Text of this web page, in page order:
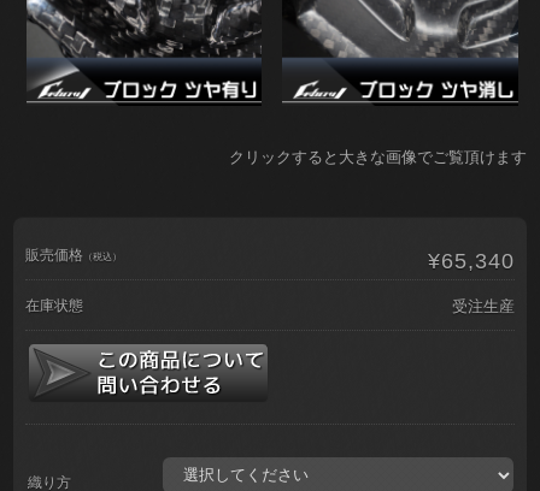
クリックすると大きな画像でご覧頂けます
販売価格 （税込） ¥65,340
在庫状態 受注生産
織り方